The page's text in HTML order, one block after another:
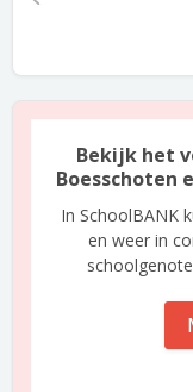
Bekijk het
Boesschoten
In SchoolBANK
en weer in